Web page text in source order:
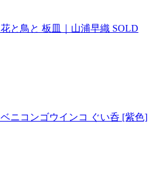
花と鳥と 板皿｜山浦早織 SOLD
ベニコンゴウインコ ぐい呑 [紫色]